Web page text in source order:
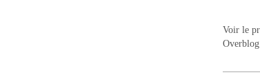
Voir le
Overblog